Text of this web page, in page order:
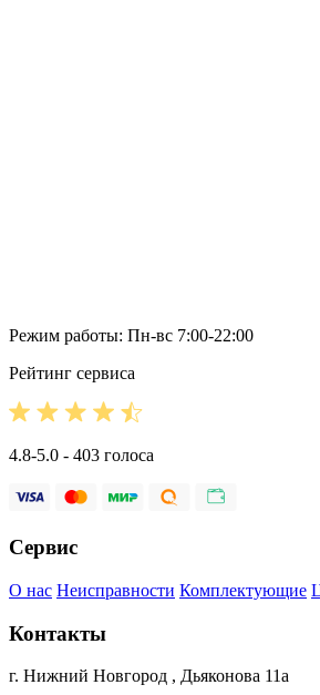
Режим работы: Пн-вс 7:00-22:00
Рейтинг сервиса
4.8-5.0 - 403 голоса
Сервис
О нас Неисправности Комплектующие
Контакты
г. Нижний Новгород , Дьяконова 11а